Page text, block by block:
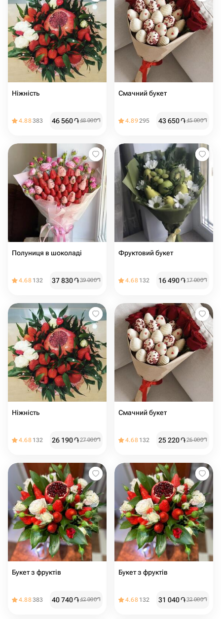
Ніжність
4.88383 46 560֏48 000֏
Смачний букет
4.89295 43 650֏45 000֏
Полуниця в шоколаді
4.68 132 37 830֏39 000֏
Фруктовий букет
4.68 132 16 490֏17 000֏
Ніжність
4.68 132 26 190֏27 000֏
Смачний букет
4.68 132 25 220֏26 000֏
Букет з фруктів
4.88383 40 740֏42 000֏
Букет з фруктів
4.68 132 31 040֏32 000֏